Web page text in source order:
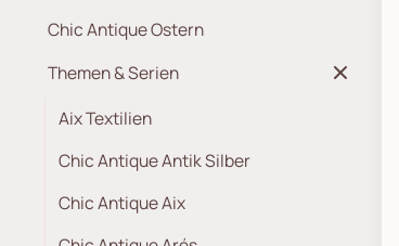
Chic Antique Ostern
Themen & Serien
Aix Textilien
Chic Antique Antik Silber
Chic Antique Aix